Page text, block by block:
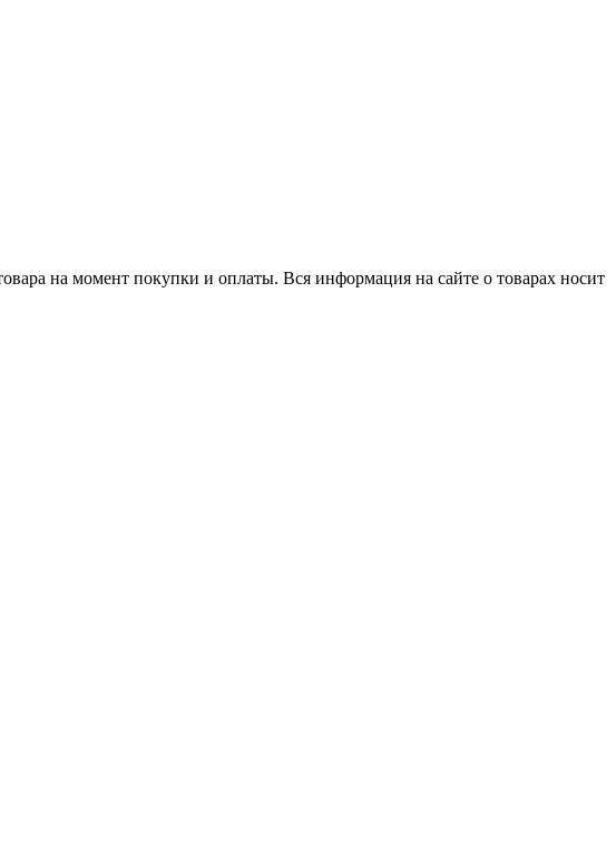
на момент покупки и оплаты. Вся информация на сайте о товарах носит